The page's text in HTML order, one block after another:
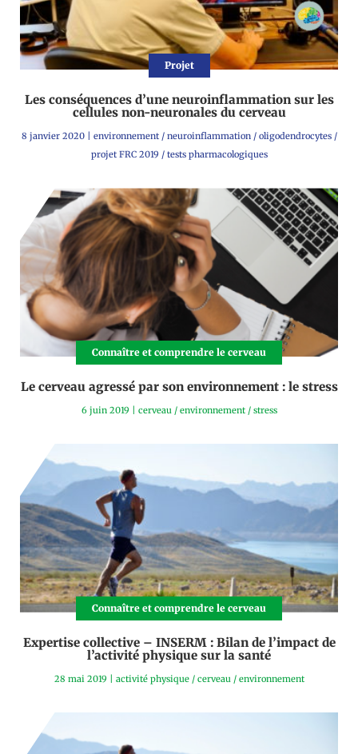
Projet
Les conséquences d’une neuroinflammation sur les
cellules non-neuronales du cerveau
8 janvier 2020| environnement/ neuroinflammation/ oligodendrocytes/
projet FRC 2019 / tests pharmacologiques
Connaître et comprendre le cerveau
Le cerveau agressé par son environnement : le stress
6 juin 2019 cerveau/ environnement/ stress
Connaître et comprendre le cerveau
Expertise collective – INSERM : Bilan de l’impact de
l’activité physique sur la santé
28 mai 2019 | activité physique/ cerveau/ environnement